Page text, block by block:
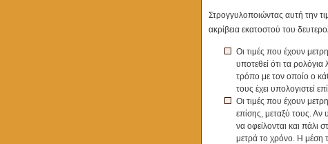
Στρογγυλοποιώντας αυτή την
ακρίβεια εκατοστού του
Οι τιμές που έχουν
υποτεθεί ότι τα
τρόπο με τον οποίο ο
τους έχει υπολογιστεί
Οι τιμές που έχουν
επίσης, μεταξύ τους. Αν
να οφείλονται και πάλι
μετρά το χρόνο. Η μέση